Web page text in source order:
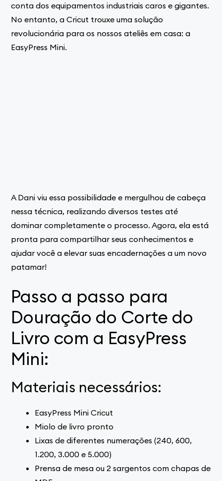
conta dos equipamentos industriais caros e gigantes.
No entanto, a Cricut trouxe uma solução
revolucionária para os nossos ateliês em casa: a
EasyPress Mini.
A Dani viu essa possibilidade e mergulhou de cabeça
nessa técnica, realizando diversos testes até
dominar completamente o processo. Agora, ela está
pronta para compartilhar seus conhecimentos e
ajudar você a elevar suas encadernações a um novo
patamar!
Passo a passo para
Douração do Corte do
Livro com a EasyPress
Mini:
Materiais necessários:
EasyPress Mini Cricut
Miolo de livro pronto
Lixas de diferentes numerações (240, 600,
1.200, 3.000 e 5.000)
Prensa de mesa ou 2 sargentos com chapas de